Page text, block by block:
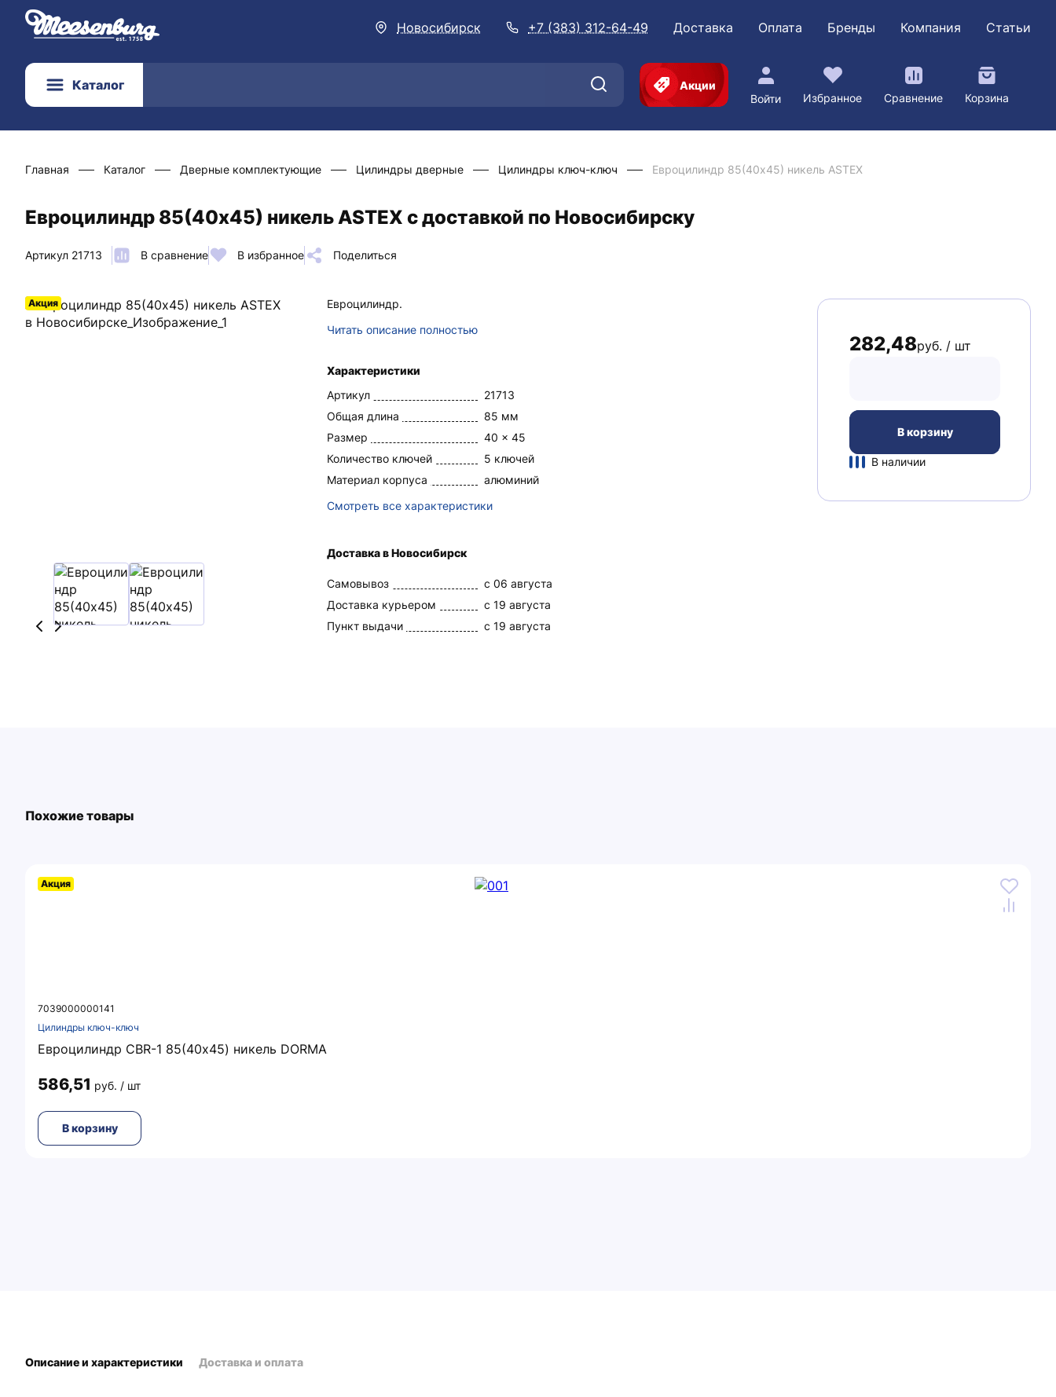
Новосибирск +7 (383) 312-64-49 Доставка Оплата Бренды Компания Статьи
Каталог
Акции
Войти
Избранное Сравнение Корзина
Главная Каталог Дверные комплектующие Цилиндры дверные Цилиндры ключ-ключ Евроцилиндр 85(40х45) никель ASTEX
Евроцилиндр 85(40х45) никель ASTEX с доставкой по Новосибирску
Артикул 21713 В сравнение В избранное Поделиться
Акция
Евроцилиндр.
Читать описание полностью
Характеристики
Артикул
21713
Общая длина
85 мм
Размер
40 x 45
Количество ключей
5 ключей
Материал корпуса
алюминий
Смотреть все характеристики
Доставка в Новосибирск
Самовывоз
c 06 августа
Доставка курьером
c 19 августа
Пункт выдачи
c 19 августа
282,48руб. / шт
В корзину
В наличии
Похожие товары
7039000000141
Цилиндры ключ-ключ
Акция
Евроцилиндр CBR-1 85(40х45) никель DORMA
586,51 руб. / шт
В корзину
Описание и характеристики Доставка и оплата